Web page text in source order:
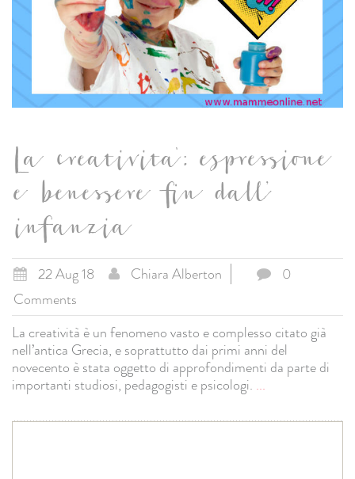
La creativita': espressione
e benessere fin dall’
infanzia
22 Aug 18 Chiara Alberton
0
Comments
La creatività è un fenomeno vasto e complesso citato già
nell’antica Grecia, e soprattutto dai primi anni del
novecento è stata oggetto di approfondimenti da parte di
importanti studiosi, pedagogisti e psicologi. ...